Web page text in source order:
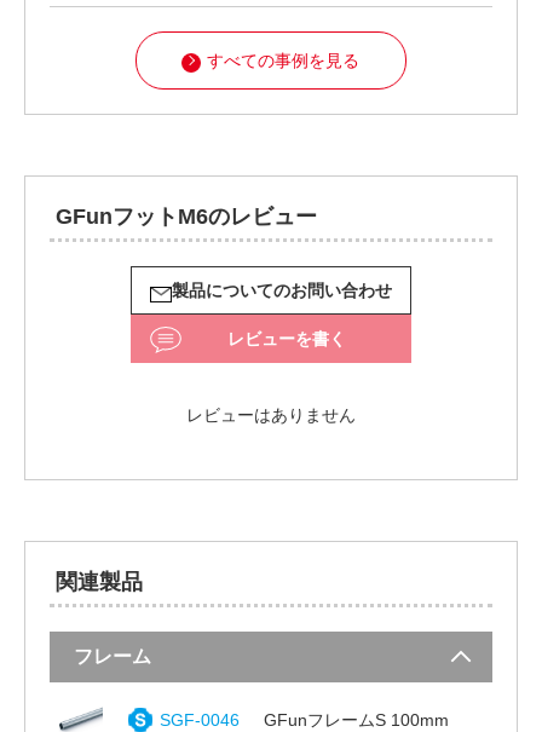
すべての事例を見る
GFunフットM6のレビュー
製品についてのお問い合わせ
レビューを書く
レビューはありません
関連製品
フレーム
SGF-0046 GFunフレームS 100mm